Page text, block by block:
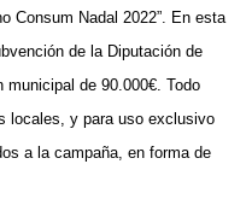
Consum Nadal 2022”. En esta
de la Diputación de
de 90.000€. Todo
locales, y para uso exclusivo
a la campaña, en forma de